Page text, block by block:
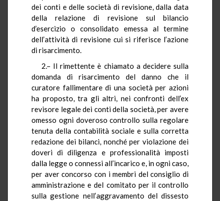
dei conti e delle società di revisione, dalla data
della relazione di revisione sul bilancio
d’esercizio o consolidato emessa al termine
dell’attività di revisione cui si riferisce l’azione
di risarcimento.
2.– Il rimettente è chiamato a decidere sulla
domanda di risarcimento del danno che il
curatore fallimentare di una società per azioni
ha proposto, tra gli altri, nei confronti dell’ex
revisore legale dei conti della società, per avere
omesso ogni doveroso controllo sulla regolare
tenuta della contabilità sociale e sulla corretta
redazione dei bilanci, nonché per violazione dei
doveri di diligenza e professionalità imposti
dalla legge o connessi all’incarico e, in ogni caso,
per aver concorso con i membri del consiglio di
amministrazione e del comitato per il controllo
sulla gestione nell’aggravamento del dissesto